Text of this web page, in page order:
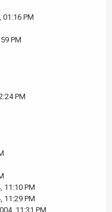
PM
PM
PM
11:10 PM
11:29 PM
11:31 PM